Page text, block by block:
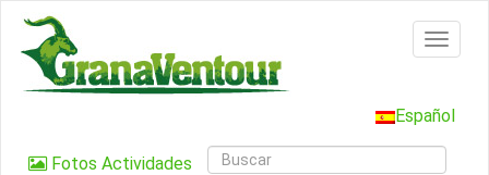
Español
Fotos Actividades